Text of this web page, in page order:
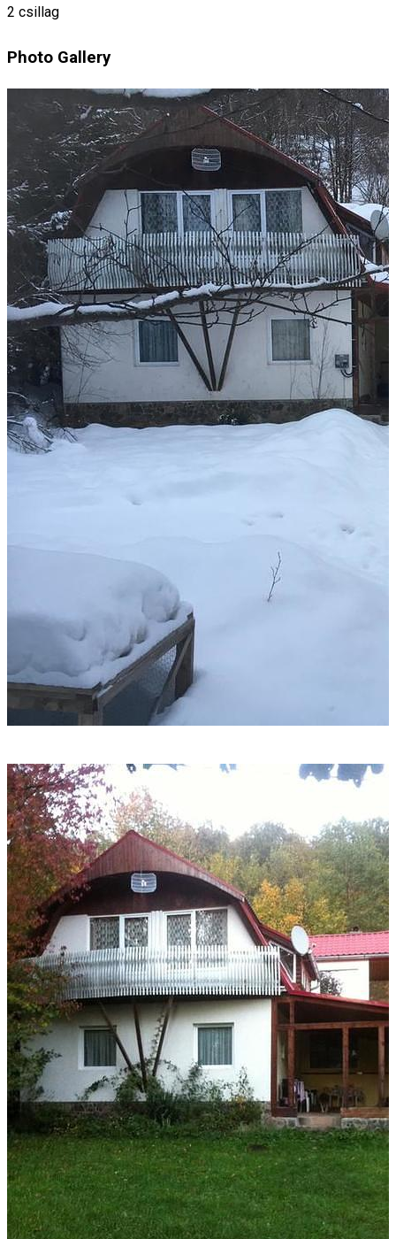
2 csillag
Photo Gallery